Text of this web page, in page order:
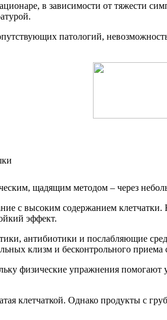
в зависимости от тяжести
патологий,
щадящим методом – через
с высоким содержанием
эффект.
антибиотики и послабляющие
клизм и бесконтрольного
физические упражнения
клетчаткой. Однако продукты с